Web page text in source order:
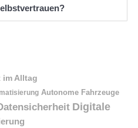
im Alltag
Autonome Fahrzeuge
Digitale